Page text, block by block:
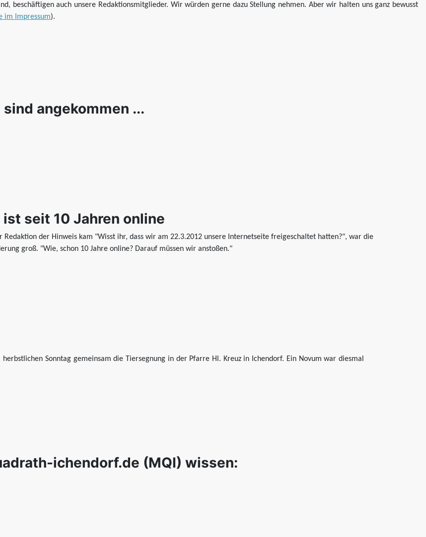
beschäftigen auch unsere Redaktionsmitglieder. Wir würden gerne dazu Stellung nehmen. Aber wir halten uns ganz bewusst
im Impressum).
angekommen ...
ist seit 10 Jahren online
Redaktion der Hinweis kam "Wisst ihr, dass wir am 22.3.2012 unsere Internetseite freigeschaltet hatten?", war die
groß. "Wie, schon 10 Jahre online? Darauf müssen wir anstoßen."
Sonntag gemeinsam die Tiersegnung in der Pfarre Hl. Kreuz in Ichendorf. Ein Novum war diesmal
ichendorf.de (MQI) wissen: